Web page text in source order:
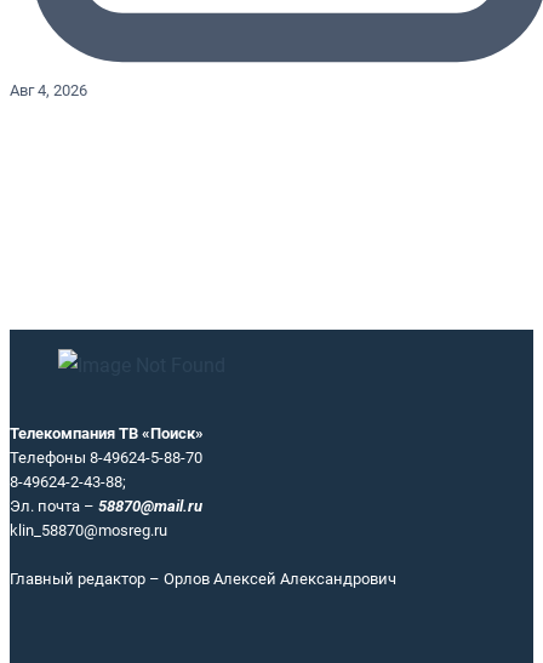
Авг 4, 2026
Телекомпания ТВ «Поиск»
Телефоны 8-49624-5-88-70
8-49624-2-43-88;
Эл. почта – 58870@mail.ru
klin_58870@mosreg.ru
Главный редактор – Орлов Алексей Александрович